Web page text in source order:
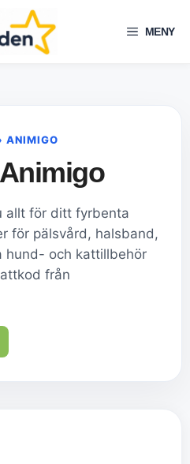
MENY
ANIMIGO
allt för ditt fyrbenta
för pälsvård, halsband,
hund- och kattillbehör
från